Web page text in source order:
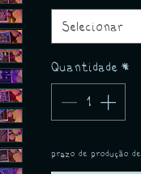
Selecionar
Quantidade *
prazo de produção